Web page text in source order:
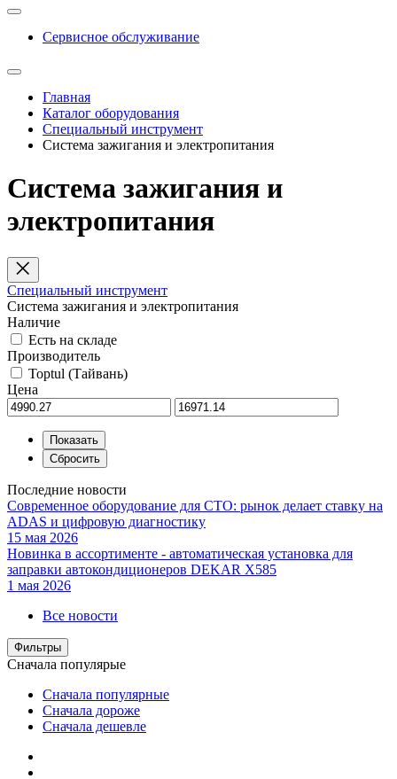
Сервисное обслуживание
Главная
Каталог оборудования
Специальный инструмент
Система зажигания и электропитания
Система зажигания и
электропитания
Специальный инструмент
Система зажигания и электропитания
Наличие
Есть на складе
Производитель
Toptul (Тайвань)
Цена
Последние новости
Современное оборудование для СТО: рынок делает ставку на
ADAS и цифровую диагностику
15 мая 2026
Новинка в ассортименте - автоматическая установка для
заправки автокондиционеров DEKAR X585
1 мая 2026
Все новости
Фильтры
Сначала популярые
Сначала популярные
Сначала дороже
Сначала дешевле